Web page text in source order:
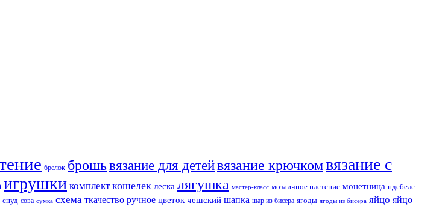
брелок брошьвязание для детейвязание крючкомвязание с
игрушки комплект кошелек леска лягушка мастер-класс мозаичное плетение монетница ндебеле
снуд сова сумка схема ткачество ручное цветок чешский шапка шар из бисера ягоды ягоды из бисера яйцо яйцо